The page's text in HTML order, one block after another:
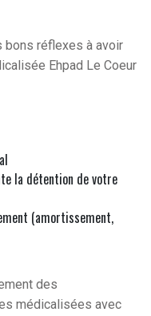
bons réflexes à avoir
Ehpad Le Coeur
la détention de votre
(amortissement,
des
médicalisées avec